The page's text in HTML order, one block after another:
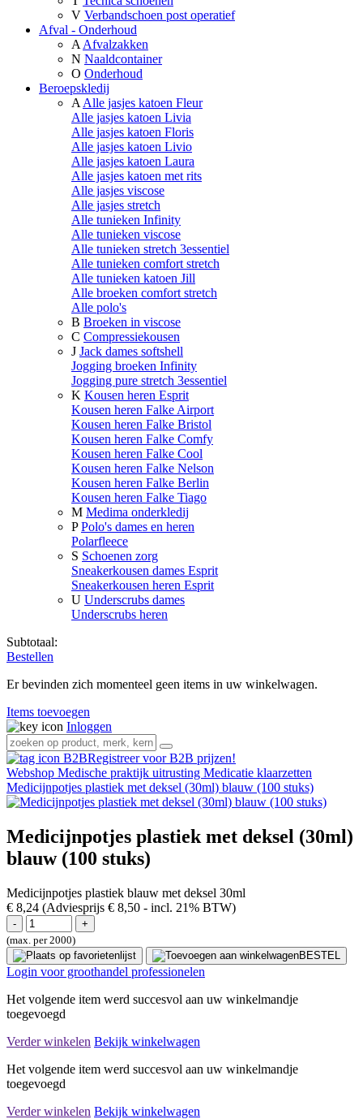
V Verbandschoen post operatief
Afval - Onderhoud
A Afvalzakken
N Naaldcontainer
O Onderhoud
Beroepskledij
A Alle jasjes katoen Fleur
Alle jasjes katoen Livia
Alle jasjes katoen Floris
Alle jasjes katoen Livio
Alle jasjes katoen Laura
Alle jasjes katoen met rits
Alle jasjes viscose
Alle jasjes stretch
Alle tunieken Infinity
Alle tunieken viscose
Alle tunieken stretch 3essentiel
Alle tunieken comfort stretch
Alle tunieken katoen Jill
Alle broeken comfort stretch
Alle polo's
B Broeken in viscose
C Compressiekousen
J Jack dames softshell
Jogging broeken Infinity
Jogging pure stretch 3essentiel
K Kousen heren Esprit
Kousen heren Falke Airport
Kousen heren Falke Bristol
Kousen heren Falke Comfy
Kousen heren Falke Cool
Kousen heren Falke Nelson
Kousen heren Falke Berlin
Kousen heren Falke Tiago
M Medima onderkledij
P Polo's dames en heren
Polarfleece
S Schoenen zorg
Sneakerkousen dames Esprit
Sneakerkousen heren Esprit
U Underscrubs dames
Underscrubs heren
Subtotaal:
Bestellen
Er bevinden zich momenteel geen items in uw winkelwagen.
Items toevoegen
Inloggen
Registreer voor B2B prijzen!
Webshop Medische praktijk uitrusting Medicatie klaarzetten
Medicijnpotjes plastiek met deksel (30ml) blauw (100 stuks)
Medicijnpotjes plastiek met deksel (30ml)
blauw (100 stuks)
Medicijnpotjes plastiek blauw met deksel 30ml
€ 8,24 (Adviesprijs € 8,50 - incl. 21% BTW)
(max. per 2000)
BESTEL
Login voor groothandel professionelen
Het volgende item werd succesvol aan uw winkelmandje
toegevoegd
Verder winkelen Bekijk winkelwagen
Het volgende item werd succesvol aan uw winkelmandje
toegevoegd
Verder winkelen Bekijk winkelwagen